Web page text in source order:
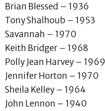
Brian Blessed – 1936
Tony Shalhoub – 1953
Savannah – 1970
Keith Bridger – 1968
Polly Jean Harvey – 1969
Jennifer Horton – 1970
Sheila Kelley – 1964
John Lennon – 1940